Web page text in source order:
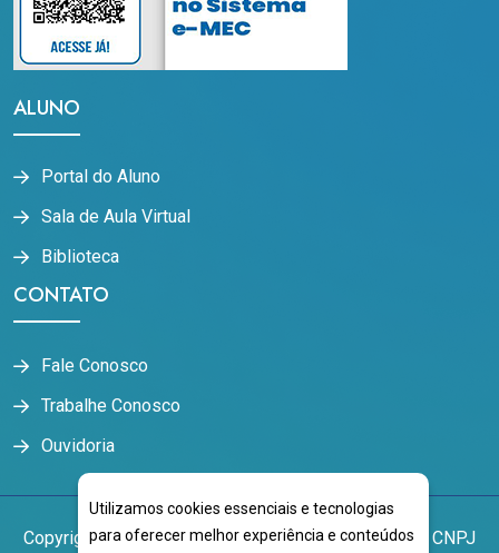
ALUNO
Portal do Aluno
Sala de Aula Virtual
Biblioteca
CONTATO
Fale Conosco
Trabalhe Conosco
Ouvidoria
Copyright 2026NOVOESTE EDUCACIONAL LTDA CNPJ
Utilizamos cookies essenciais e tecnologias
para oferecer melhor experiência e conteúdos